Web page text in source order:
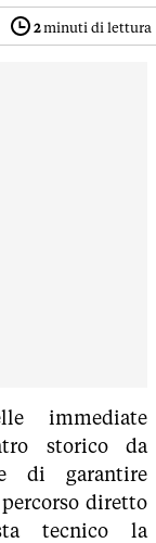
2minuti di lettura
immediate
storico da
di garantire
diretto
tecnico la